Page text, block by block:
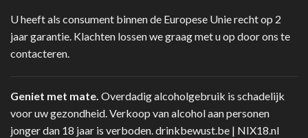
U heeft als consument binnen de Europese Unie recht op 2
jaar garantie. Klachten lossen we graag met u op door ons te
contacteren.
Geniet met mate. Overdadig alcoholgebruik is schadelijk
voor uw gezondheid. Verkoop van alcohol aan personen
jonger dan 18 jaar is verboden.drinkbewust.be | NIX18.nl